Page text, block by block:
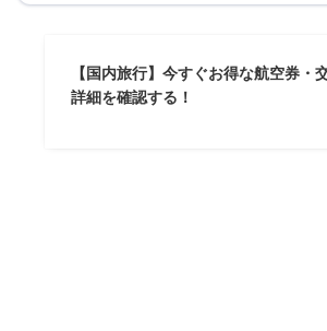
【国内旅行】今すぐお得な航空券・
詳細を確認する！